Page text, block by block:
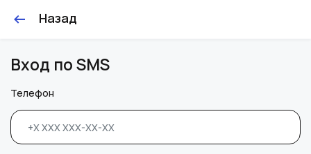
Назад
Вход по SMS
Телефон